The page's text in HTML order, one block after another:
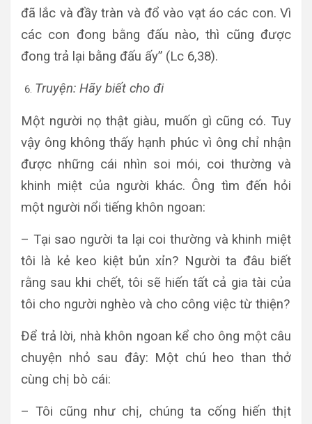
đã lắc và đầy tràn và đổ vào vạt áo các con. Vì
các con đong bằng đấu nào, thì cũng được
đong trả lại bằng đấu ấy” (Lc 6,38).
Truyện: Hãy biết cho đi
Một người nọ thật giàu, muốn gì cũng có. Tuy
vậy ông không thấy hạnh phúc vì ông chỉ nhận
được những cái nhìn soi mói, coi thường và
khinh miệt của người khác. Ông tìm đến hỏi
một người nổi tiếng khôn ngoan:
– Tại sao người ta lại coi thường và khinh miệt
tôi là kẻ keo kiệt bủn xỉn? Người ta đâu biết
rằng sau khi chết, tôi sẽ hiến tất cả gia tài của
tôi cho người nghèo và cho công việc từ thiện?
Để trả lời, nhà khôn ngoan kể cho ông một câu
chuyện nhỏ sau đây: Một chú heo than thở
cùng chị bò cái:
– Tôi cũng như chị, chúng ta cống hiến thịt